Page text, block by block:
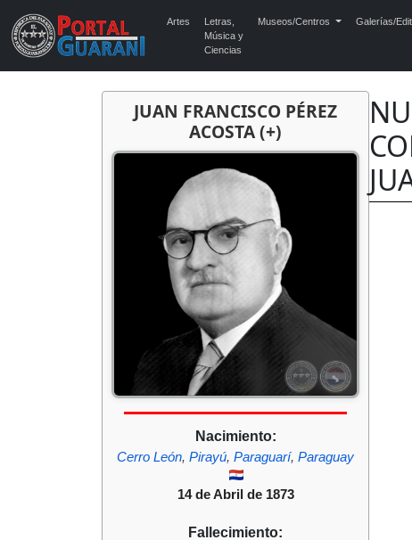
Artes
Letras,
Música y
Ciencias
Museos/Centros Galerías/
JUAN FRANCISCO PÉREZ
ACOSTA (+)
Nacimiento:
Cerro León, Pirayú, Paraguarí, Paraguay
14 de Abril de 1873
Fallecimiento: